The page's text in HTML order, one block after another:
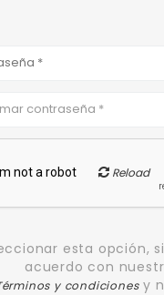
Reload
esta opción,
acuerdo con
y condicionesy